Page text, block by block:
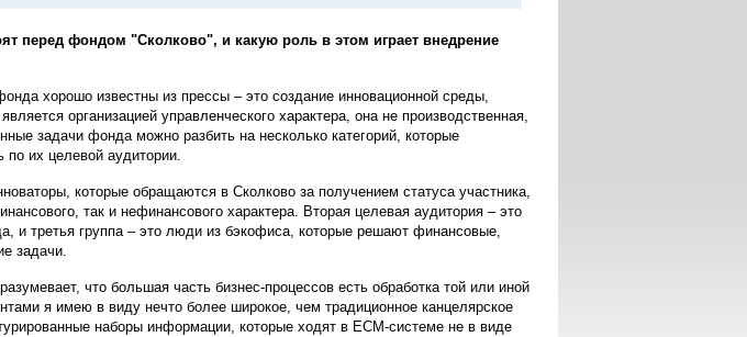
перед фондом "Сколково", и какую роль в этом играет внедрение
хорошо известны из прессы – это создание инновационной среды,
организацией управленческого характера, она не производственная,
задачи фонда можно разбить на несколько категорий, которые
по их целевой аудитории.
которые обращаются в Сколково за получением статуса участника,
так и нефинансового характера. Вторая целевая аудитория – это
и третья группа – это люди из бэкофиса, которые решают финансовые,
задачи.
что большая часть бизнес-процессов есть обработка той или иной
я имею в виду нечто более широкое, чем традиционное канцелярское
наборы информации, которые ходят в ECM-системе не в виде